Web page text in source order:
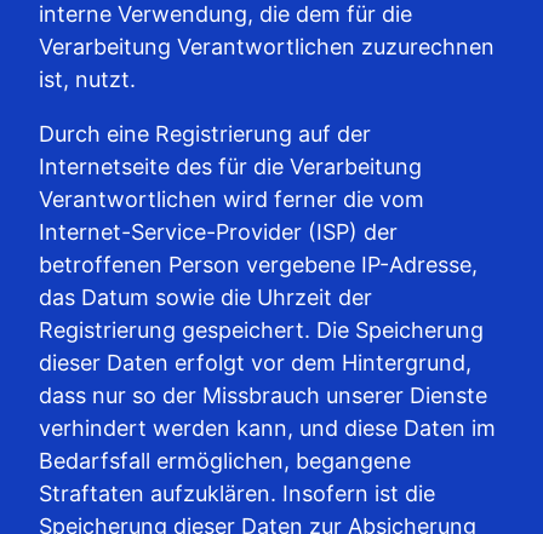
interne Verwendung, die dem für die
Verarbeitung Verantwortlichen zuzurechnen
ist, nutzt.
Durch eine Registrierung auf der
Internetseite des für die Verarbeitung
Verantwortlichen wird ferner die vom
Internet-Service-Provider (ISP) der
betroffenen Person vergebene IP-Adresse,
das Datum sowie die Uhrzeit der
Registrierung gespeichert. Die Speicherung
dieser Daten erfolgt vor dem Hintergrund,
dass nur so der Missbrauch unserer Dienste
verhindert werden kann, und diese Daten im
Bedarfsfall ermöglichen, begangene
Straftaten aufzuklären. Insofern ist die
Speicherung dieser Daten zur Absicherung